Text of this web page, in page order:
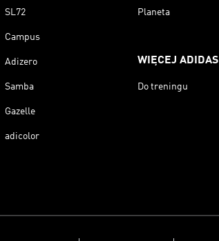
SL72
Campus
Adizero
Samba
Gazelle
adicolor
Planeta
WIĘCEJ ADIDAS
Do treningu